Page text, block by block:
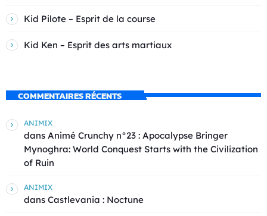
Kid Pilote – Esprit de la course
Kid Ken – Esprit des arts martiaux
COMMENTAIRES RÉCENTS
ANIMIX
dans Animé Crunchy n°23 : Apocalypse Bringer
Mynoghra: World Conquest Starts with the Civilization
of Ruin
ANIMIX
dans Castlevania : Noctune